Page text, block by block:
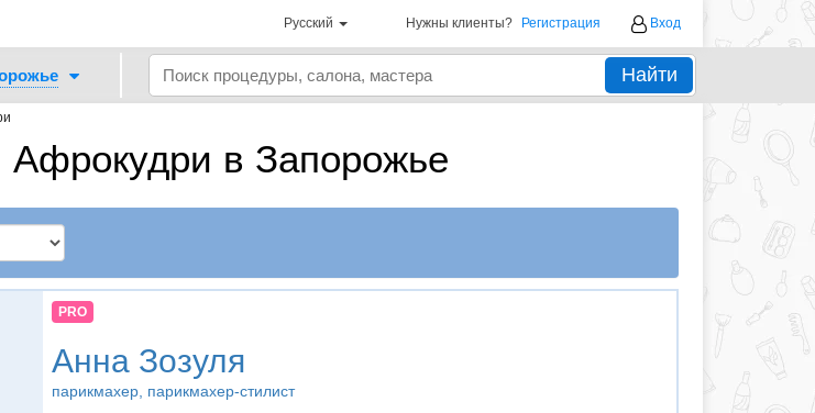
Русский Нужны клиенты? Регистрация Вход
Найти
Афрокудри в Запорожье
PRO
Анна Зозуля
парикмахер, парикмахер-стилист